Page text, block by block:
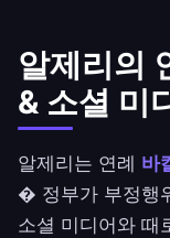
알제리의
& 소셜 미
알제리는 연례 바
� 정부가 부정행
소셜 미디어와 때